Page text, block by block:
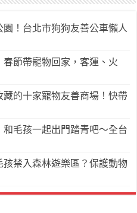
園！台北市狗狗友善公車懶人
春節帶寵物回家，客運、火
藏的十家寵物友善商場！快帶
和毛孩一起出門踏青吧～全台
孩禁入森林遊樂區？保護動物